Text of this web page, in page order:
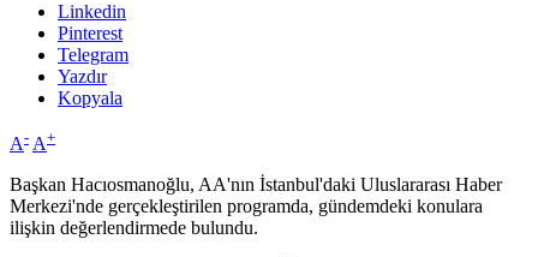
Linkedin
Pinterest
Telegram
Yazdır
Kopyala
A- A+
Başkan Hacıosmanoğlu, AA'nın İstanbul'daki Uluslararası Haber
Merkezi'nde gerçekleştirilen programda, gündemdeki konulara
ilişkin değerlendirmede bulundu.